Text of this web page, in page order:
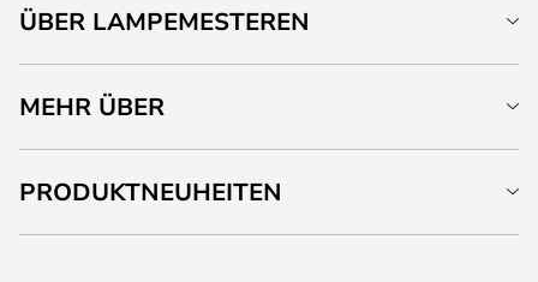
ÜBER LAMPEMESTEREN
MEHR ÜBER
PRODUKTNEUHEITEN